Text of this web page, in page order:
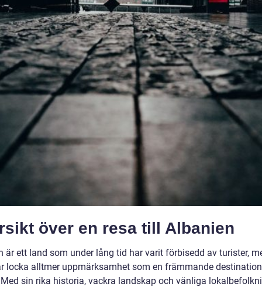
över en resa till Albanien
är ett land som under lång tid har varit förbisedd av turister,
locka alltmer uppmärksamhet som en främmande
sin rika historia, vackra landskap och vänliga